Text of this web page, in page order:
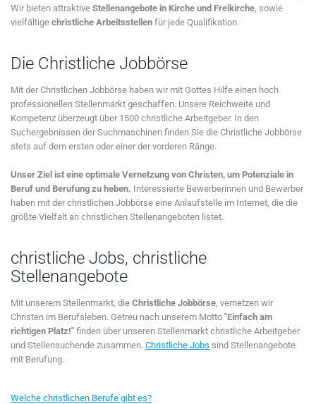
Wir bieten attraktive Stellenangebote in Kirche und Freikirche , sowie
vielfältige christliche Arbeitsstellen für jede Qualifikation.
Die Christliche Jobbörse
Mit der Christlichen Jobbörse haben wir mit Gottes Hilfe einen hoch
professionellen Stellenmarkt geschaffen. Unsere Reichweite und
Kompetenz überzeugt über 1500 christliche Arbeitgeber. In den
Suchergebnissen der Suchmaschinen finden Sie die Christliche Jobbörse
stets auf dem ersten oder einer der vorderen Ränge.
Unser Ziel ist eine optimale Vernetzung von Christen, um Potenziale in
Beruf und Berufung zu heben. Interessierte Bewerberinnen und Bewerber
haben mit der christlichen Jobbörse eine Anlaufstelle im Internet, die die
größte Vielfalt an christlichen Stellenangeboten listet.
christliche Jobs, christliche
Stellenangebote
Mit unserem Stellenmarkt, die Christliche Jobbörse , vernetzen wir
Christen im Berufsleben. Getreu nach unserem Motto "Einfach am
richtigen Platz!" finden über unseren Stellenmarkt christliche Arbeitgeber
und Stellensuchende zusammen. Christliche Jobs sind Stellenangebote
mit Berufung.
Welche christlichen Berufe gibt es?